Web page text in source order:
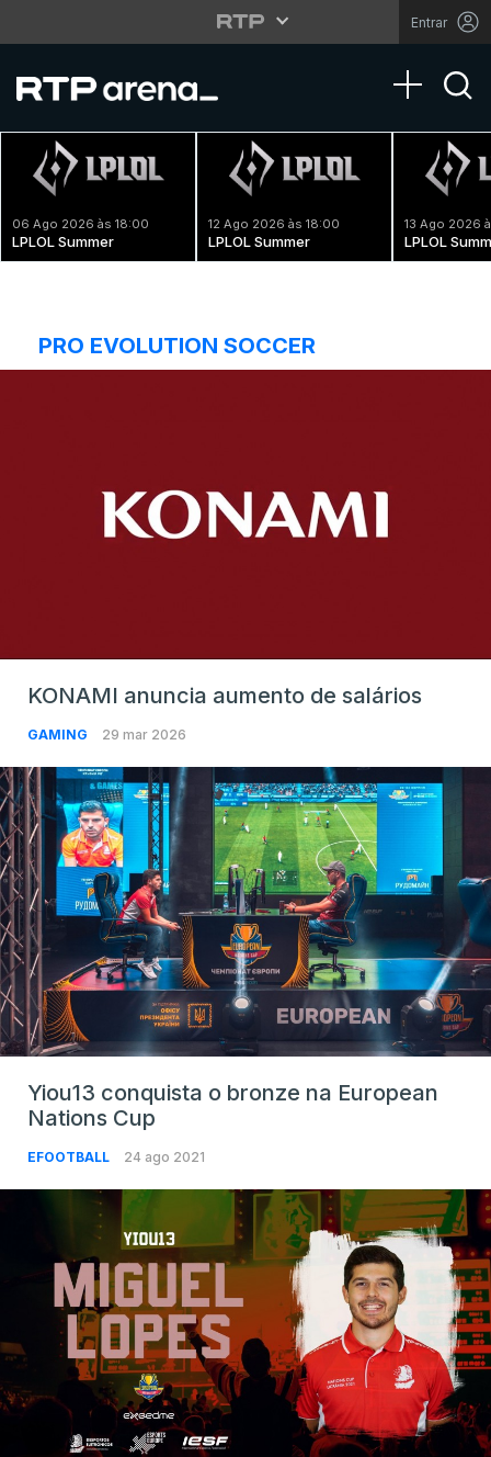
Entrar
Toggle
06 Ago 2026 às 18:00
LPLOL Summer
12 Ago 2026 às 18:00
LPLOL Summer
13 Ago 2026
LPLOL
PRO EVOLUTION SOCCER
KONAMI anuncia aumento de salários
GAMING 29 mar 2026
Yiou13 conquista o bronze na European
Nations Cup
EFOOTBALL 24 ago 2021